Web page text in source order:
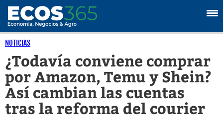
NOTICIAS
¿Todavía conviene comprar
por Amazon, Temu y Shein?
Así cambian las cuentas
tras la reforma del courier